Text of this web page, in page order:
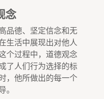
念
品德、坚定信念和无
生活中展现出对他人
个过程中，道德观念
了人们行为选择的标
，他所做出的每一个
。